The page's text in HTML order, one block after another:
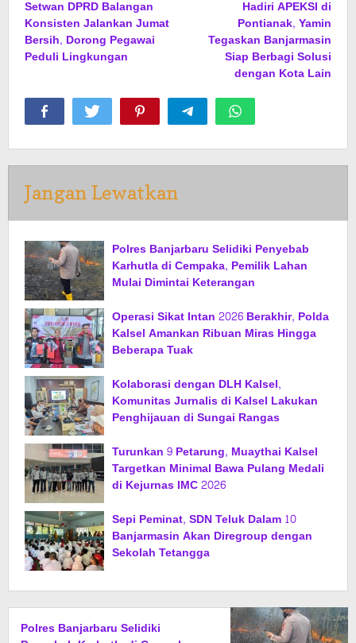
pos
Setwan DPRD Balangan
Konsisten Jalankan Jumat
Bersih, Dorong Pegawai
Peduli Lingkungan
Hadiri APEKSI di
Pontianak, Yamin
Tegaskan Banjarmasin
Siap Berbagi Solusi
dengan Kota Lain
Jangan Lewatkan
Polres Banjarbaru Selidiki Penyebab
Karhutla di Cempaka, Pemilik Lahan
Mulai Dimintai Keterangan
Operasi Sikat Intan 2026 Berakhir, Polda
Kalsel Amankan Ribuan Miras Hingga
Beberapa Tuak
Kolaborasi dengan DLH Kalsel,
Komunitas Jurnalis di Kalsel Lakukan
Penghijauan di Sungai Rangas
Turunkan 9 Petarung, Muaythai Kalsel
Targetkan Minimal Bawa Pulang Medali
di Kejurnas IMC 2026
Sepi Peminat, SDN Teluk Dalam 10
Banjarmasin Akan Diregroup dengan
Sekolah Tetangga
Polres Banjarbaru Selidiki